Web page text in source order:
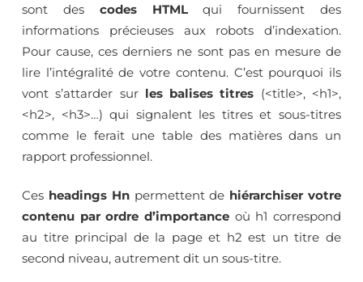
sont des codes HTMLqui fournissent des
informations précieuses aux robots d’indexation.
Pour cause, ces derniers ne sont pas en mesure de
lire l’intégralité de votre contenu. C’est pourquoi ils
vont s’attarder sur les balises titres (<title>, <h1>,
<h2>, <h3>…) qui signalent les titres et sous-titres
comme le ferait une table des matières dans un
rapport professionnel.
Ces headings Hnpermettent de hiérarchiser votre
contenu par ordre d’importance où h1 correspond
au titre principal de la page et h2 est un titre de
second niveau, autrement dit un sous-titre.